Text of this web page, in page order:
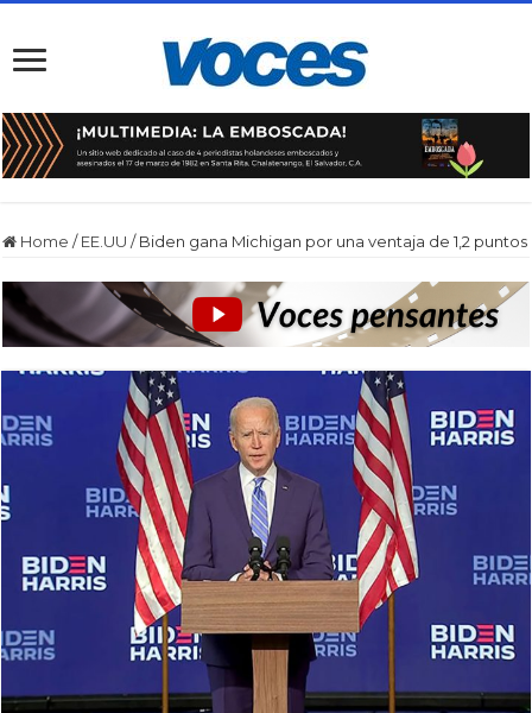
Home / EE.UU / Biden gana Michigan por una ventaja de 1,2 puntos